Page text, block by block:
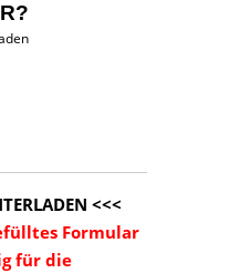
<<<
Formular
für die